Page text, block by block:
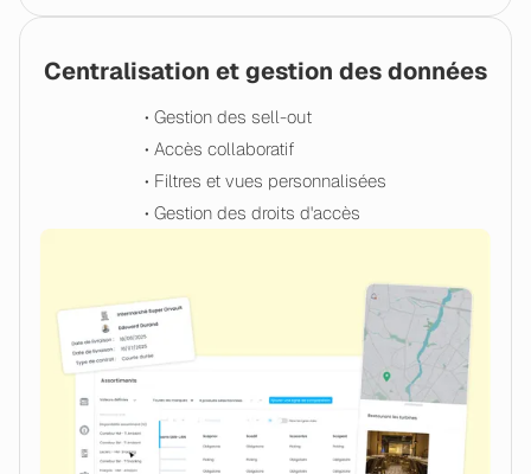
Centralisation et gestion des données
• Gestion des sell-out
• Accès collaboratif
• Filtres et vues personnalisées
• Gestion des droits d'accès